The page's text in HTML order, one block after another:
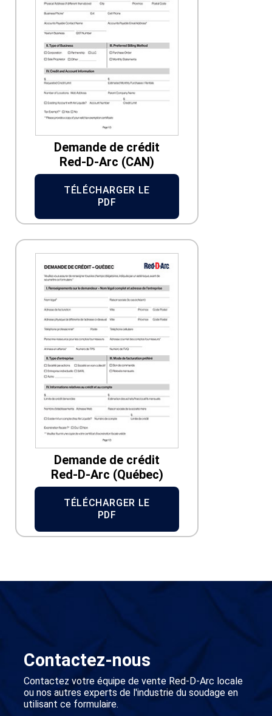
Demande de crédit
Red-D-Arc (CAN)
TÉLÉCHARGER LE
PDF
Demande de crédit
Red-D-Arc (Québec)
TÉLÉCHARGER LE
PDF
Contactez-nous
Contactez votre équipe de vente Red-D-Arc locale
ou nos autres experts de l'industrie du soudage en
utilisant ce formulaire.